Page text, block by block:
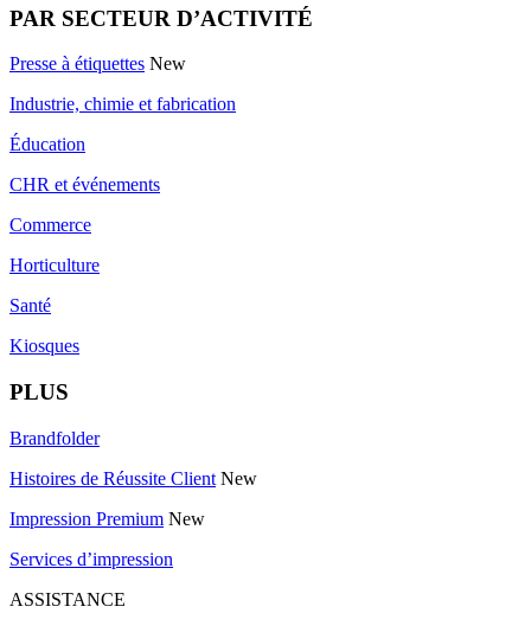
PAR SECTEUR D’ACTIVITÉ
Presse à étiquettes New
Industrie, chimie et fabrication
Éducation
CHR et événements
Commerce
Horticulture
Santé
Kiosques
PLUS
Brandfolder
Histoires de Réussite Client New
Impression Premium New
Services d’impression
ASSISTANCE